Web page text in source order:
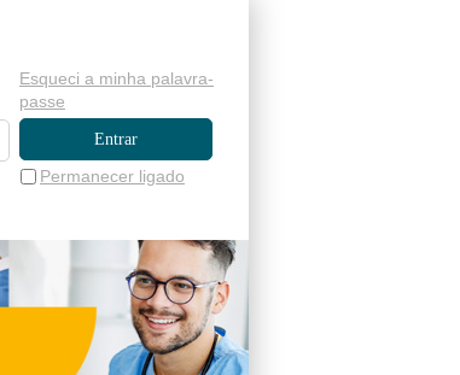
Permanecer ligado
Esqueci a minha palavra-
passe